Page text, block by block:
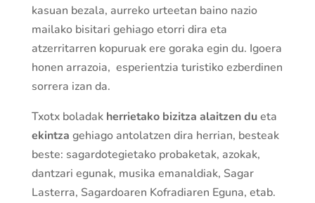
kasuan bezala, aurreko urteetan baino nazio
mailako bisitari gehiago etorri dira eta
atzerritarren kopuruak ere goraka egin du. Igoera
honen arrazoia, esperientzia turistiko ezberdinen
sorrera izan da.
Txotx boladak herrietako bizitza alaitzen dueta
ekintza gehiago antolatzen dira herrian, besteak
beste: sagardotegietako probaketak, azokak,
dantzari egunak, musika emanaldiak, Sagar
Lasterra, Sagardoaren Kofradiaren Eguna, etab.